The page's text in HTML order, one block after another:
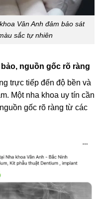
Vân Anh đảm bảo sát
sắc tự nhiên
nguồn gốc rõ ràng
trực tiếp đến độ bền và
Một nha khoa uy tín cần
gốc rõ ràng từ các